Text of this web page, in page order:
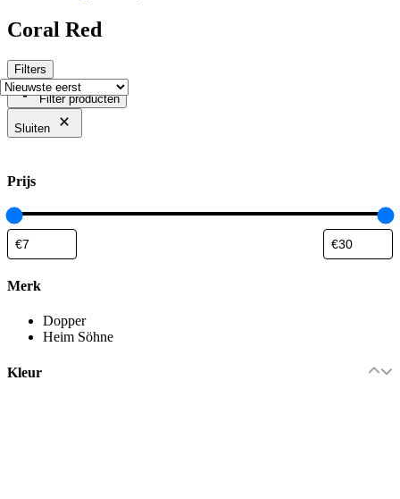
Coral Red
Filters
Filter producten
Sluiten
Prijs
Merk
Dopper
Heim Söhne
Kleur